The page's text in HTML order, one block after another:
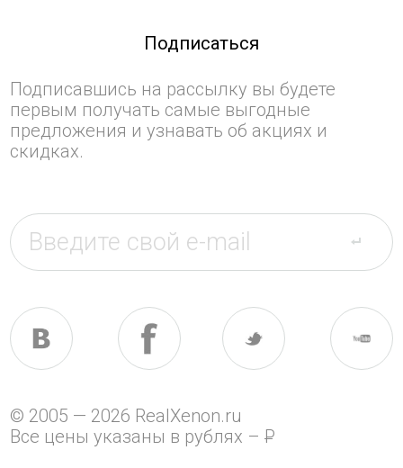
Подписаться
Подписавшись на рассылку вы будете
первым получать самые выгодные
предложения и узнавать об акциях и
скидках.
© 2005 — 2026 RealXenon.ru
Все цены указаны в рублях –P